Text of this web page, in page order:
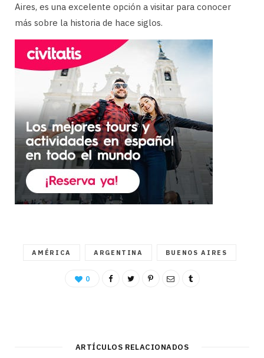
Aires, es una excelente opción a visitar para conocer
más sobre la historia de hace siglos.
AMÉRICA ARGENTINA BUENOS AIRES
0
ARTÍCULOS RELACIONADOS